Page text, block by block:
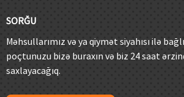
SORĞU
Məhsullarımız və ya qiymət siyahısı ilə
poçtunuzu bizə buraxın və biz 24 saat
saxlayacağıq.